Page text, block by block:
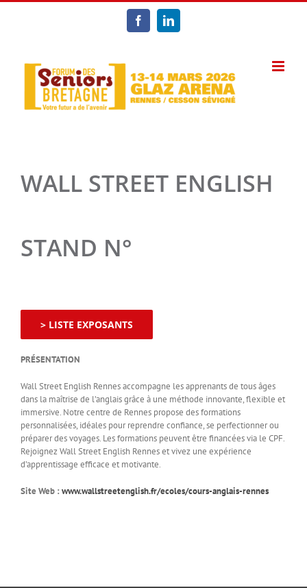
Passer
FacebookLinkedIn
WALL STREET ENGLISH
STAND N°
> LISTE EXPOSANTS
PRÉSENTATION
Wall Street English Rennes accompagne les apprenants de tous âges
dans la maîtrise de l’anglais grâce à une méthode innovante, flexible et
immersive. Notre centre de Rennes propose des formations
personnalisées, idéales pour reprendre confiance, se perfectionner ou
préparer des voyages. Les formations peuvent être financées via le CPF.
Rejoignez Wall Street English Rennes et vivez une expérience
d’apprentissage efficace et motivante.
Site Web : www.wallstreetenglish.fr/ecoles/cours-anglais-rennes